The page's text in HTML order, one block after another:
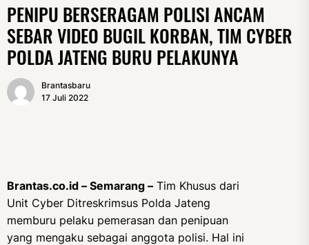
PENIPU BERSERAGAM POLISI ANCAM
SEBAR VIDEO BUGIL KORBAN, TIM CYBER
POLDA JATENG BURU PELAKUNYA
Brantasbaru
17 Juli 2022
Brantas.co.id – Semarang – Tim Khusus dari
Unit Cyber Ditreskrimsus Polda Jateng
memburu pelaku pemerasan dan penipuan
yang mengaku sebagai anggota polisi. Hal ini